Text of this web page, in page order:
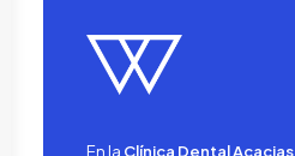
En la Clínica Dental Acacias